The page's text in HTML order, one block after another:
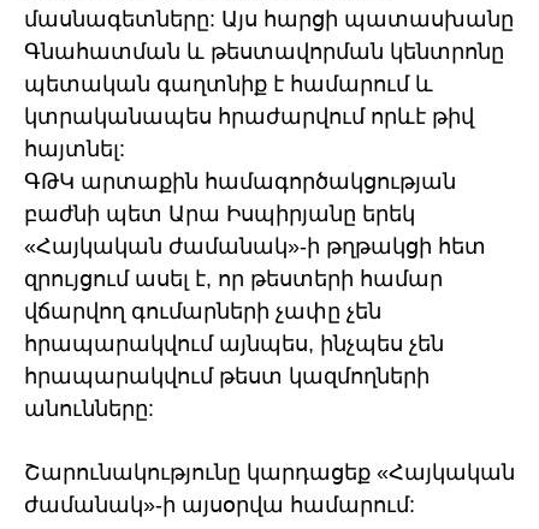
մասնագետները: Այս հարցի պատասխանը
Գնահատման և թեստավորման կենտրոնը
պետական գաղտնիք է համարում և
կտրականապես հրաժարվում որևէ թիվ
հայտնել:
ԳԹԿ արտաքին համագործակցության
բաժնի պետ Արա Իսպիրյանը երեկ
«Հայկական ժամանակ»-ի թղթակցի հետ
զրույցում ասել է, որ թեստերի համար
վճարվող գումարների չափը չեն
հրապարակվում այնպես, ինչպես չեն
հրապարակվում թեստ կազմողների
անունները:
Շարունակությունը կարդացեք «Հայկական
ժամանակ»-ի այսօրվա համարում: